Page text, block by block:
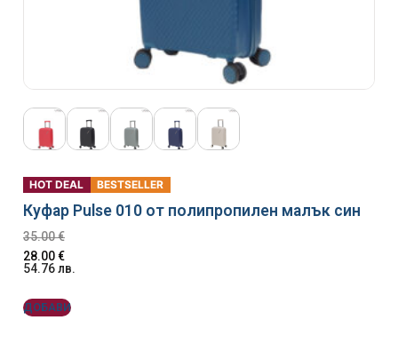
HOT DEAL BESTSELLER
Куфар Pulse 010 от полипропилен малък син
35.00€
28.00€
54.76лв.
ДОБАВИ